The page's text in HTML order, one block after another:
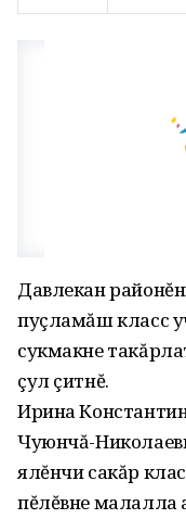
Давлекан
пуçламăш класс
сукмакне
çул çитнĕ.
Ирина
Чуюнчă-
ялĕнчи сакăр
пĕлĕвне малалла